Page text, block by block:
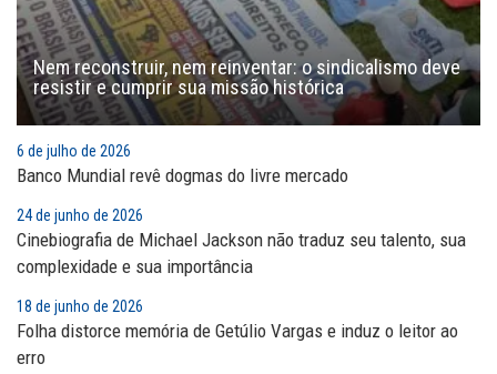
Nem reconstruir, nem reinventar: o sindicalismo deve
resistir e cumprir sua missão histórica
6 de julho de 2026
Banco Mundial revê dogmas do livre mercado
24 de junho de 2026
Cinebiografia de Michael Jackson não traduz seu talento, sua
complexidade e sua importância
18 de junho de 2026
Folha distorce memória de Getúlio Vargas e induz o leitor ao
erro